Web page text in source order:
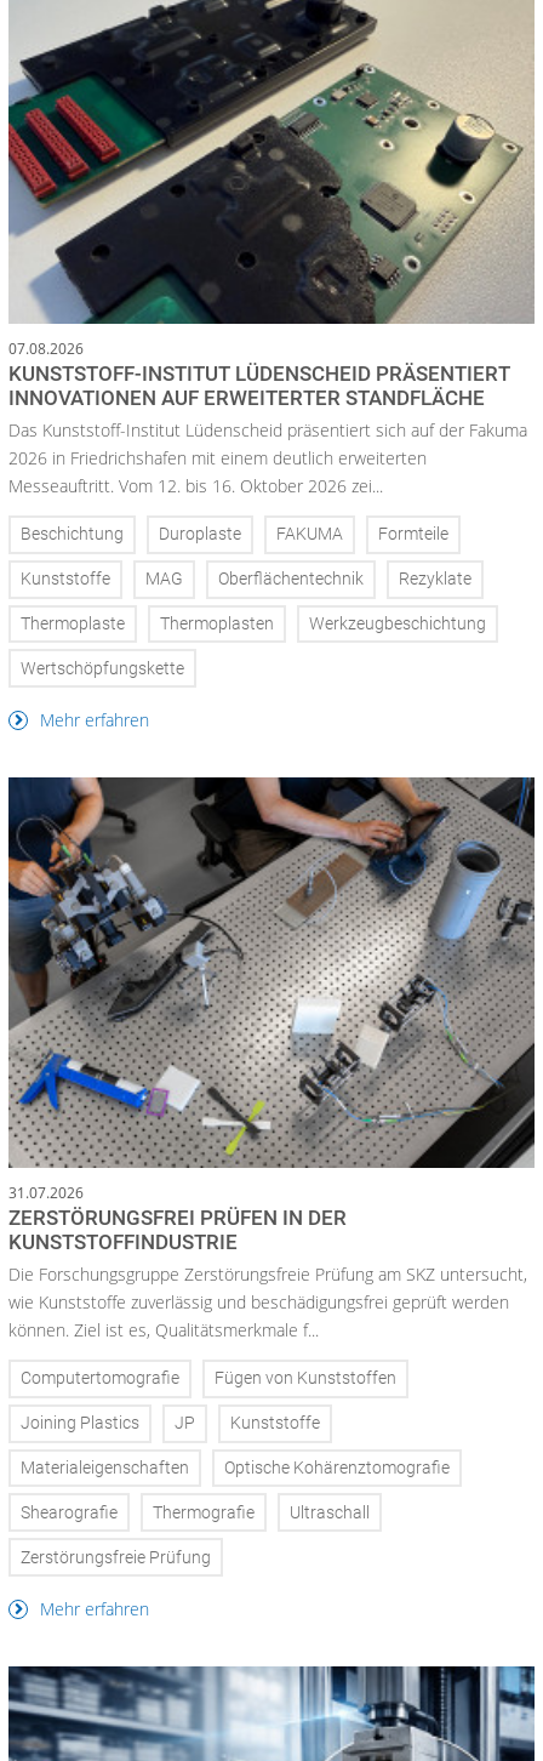
07.08.2026
KUNSTSTOFF-INSTITUT LÜDENSCHEID PRÄSENTIERT
INNOVATIONEN AUF ERWEITERTER STANDFLÄCHE
Das Kunststoff-Institut Lüdenscheid präsentiert sich auf der Fakuma
2026 in Friedrichshafen mit einem deutlich erweiterten
Messeauftritt. Vom 12. bis 16. Oktober 2026 zei...
Beschichtung Duroplaste FAKUMA Formteile
Kunststoffe MAG Oberflächentechnik Rezyklate
Thermoplaste Thermoplasten Werkzeugbeschichtung
Wertschöpfungskette
Mehr erfahren
31.07.2026
ZERSTÖRUNGSFREI PRÜFEN IN DER
KUNSTSTOFFINDUSTRIE
Die Forschungsgruppe Zerstörungsfreie Prüfung am SKZ untersucht,
wie Kunststoffe zuverlässig und beschädigungsfrei geprüft werden
können. Ziel ist es, Qualitätsmerkmale f...
Computertomografie Fügen von Kunststoffen
Joining Plastics JP Kunststoffe
Materialeigenschaften Optische Kohärenztomografie
Shearografie Thermografie Ultraschall
Zerstörungsfreie Prüfung
Mehr erfahren